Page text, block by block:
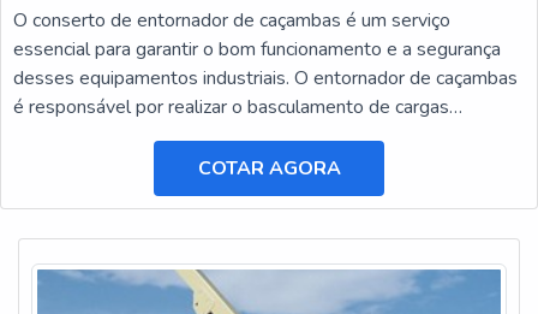
O conserto de entornador de caçambas é um serviço
essencial para garantir o bom funcionamento e a segurança
desses equipamentos industriais. O entornador de caçambas
é responsável por realizar o basculamento de cargas
pesadas, facilitando o transporte e a descarga de materiais.
COTAR AGORA